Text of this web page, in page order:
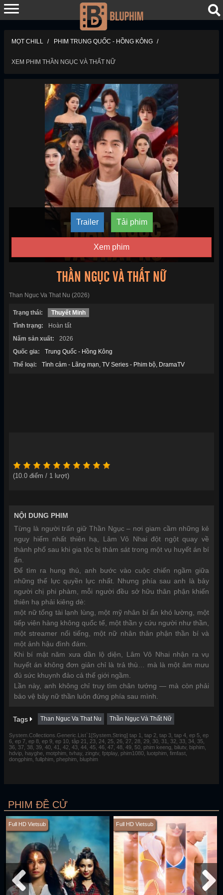
MỌT CHILL PHIM TRUNG QUỐC - HỒNG KÔNG
XEM PHIM THẦN NGỤC VÀ THẤT NỮ
Trailer Tải phim
Xem phim
THẦN NGỤC VÀ THẤT NỮ
Than Nguc Va That Nu (2026)
Trạng thái:
Thuyết Minh
Tình trạng:
Hoàn tất
Năm sản xuất:
2026
Quốc gia:
Trung Quốc - Hồng Kông
Thể loại:
Tình cảm - Lãng mạn TV Series - Phim bộ DramaTV
(10.0 điểm / 1 lượt)
NỘI DUNG PHIM
Từng là người trấn giữ Thần Ngục – nơi giam cầm những kẻ
nguy hiểm nhất thiên hạ, Lâm Vô Nhai đột ngột quay về
thành phố sau khi gia tộc bị thảm sát trong một vụ huyết án bí
ẩn.
Để tìm ra hung thủ, anh bước vào cuộc chiến ngầm giữa
những thế lực quyền lực nhất. Nhưng phía sau anh là bảy
người chị phi phàm, mỗi người đều sở hữu thân phận khiến
thiên hạ phải kiêng dè:
một nữ tổng tài lạnh lùng, một mỹ nhân bí ẩn khó lường, một
tiếp viên hàng không quốc tế, một thần y cứu người như thần,
một streamer nổi tiếng, một nữ nhân thân phận thần bí và
một ảnh hậu đình đám.
Khi bí mật năm xưa dần lộ diện, Lâm Vô Nhai nhận ra vụ
huyết án không đơn giản chỉ là trả thù… mà là một âm mưu
đủ sức khuynh đảo cả thế giới ngầm.
Lần này, anh không chỉ truy tìm chân tướng — mà còn phải
bảo vệ bảy nữ thần luôn đứng phía sau mình.
Tags Than Nguc Va That Nu Thần Ngục Và Thất Nữ
System.Collections.Generic.List`1[System.String] tap 1, tap 2, tap 3, tap 4, ep 5, ep
6, ep 7, ep 8, ep 9, ep 10, tập 21, 23, 24, 25, 26, 27, 28, 29, 30, 31, 32, 33, 34, 35,
36, 37, 38, 39, 40, 41, 42, 43, 44, 45, 46, 47, 48, 49, 50, phim keeng, bilutv, biphim,
hdvip, hayghe, motphim, tvhay, zingtv, fptplay, phim1080, luotphim, fimfast,
dongphim, fullphim, phephim, bluphim
PHIM ĐỀ CỬ
Full HD Vietsub Full HD Vietsub